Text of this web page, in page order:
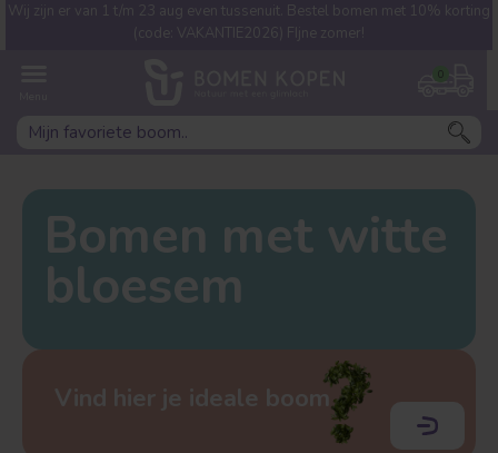
0
Wij zijn er van 1 t/m 23 aug even tussenuit. Bestel bomen met 10% korting
(code: VAKANTIE2026) FIjne zomer!
Bomen met witte
bloesem
Welke boom ben jij naar op